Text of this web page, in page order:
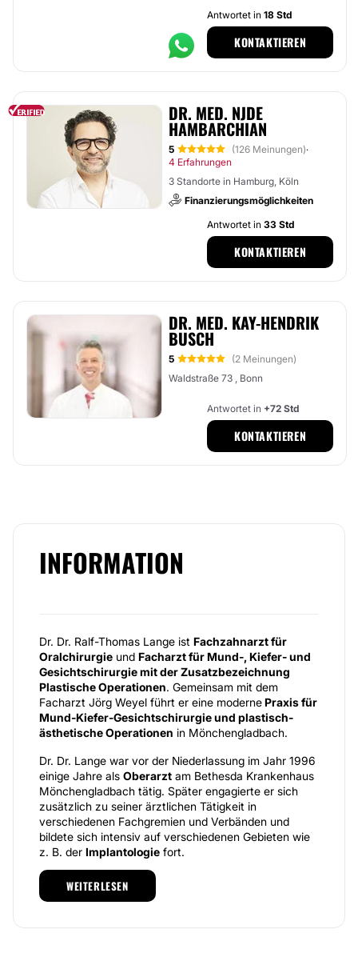
Antwortet in 18 Std
KONTAKTIEREN
DR. MED. NJDE
HAMBARCHIAN
5 (126 Meinungen)·
4 Erfahrungen
3 Standorte in Hamburg, Köln
Finanzierungsmöglichkeiten
Antwortet in 33 Std
KONTAKTIEREN
DR. MED. KAY-HENDRIK
BUSCH
5
(2 Meinungen)
Waldstraße 73 , Bonn
Antwortet in +72 Std
KONTAKTIEREN
INFORMATION
Dr. Dr. Ralf-Thomas Lange ist Fachzahnarzt für
Oralchirurgie und Facharzt für Mund-, Kiefer- und
Gesichtschirurgie mit der Zusatzbezeichnung
Plastische Operationen. Gemeinsam mit dem
Facharzt Jörg Weyel führt er eine modernePraxis für
Mund-Kiefer-Gesichtschirurgie und plastisch-
ästhetische Operationen in Mönchengladbach.
Dr. Dr. Lange war vor der Niederlassung im Jahr 1996
einige Jahre als Oberarzt am Bethesda Krankenhaus
Mönchengladbach tätig. Später engagierte er sich
zusätzlich zu seiner ärztlichen Tätigkeit in
verschiedenen Fachgremien und Verbänden und
bildete sich intensiv auf verschiedenen Gebieten wie
z. B. der Implantologie fort.
Dr. Dr. Lange und Jörg Weyel haben sich auf
Zahnmedizin, plastische Chirurgie und
WEITERLESEN